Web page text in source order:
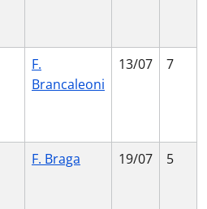
F.
Brancaleoni
13/07 7
F. Braga 19/07 5